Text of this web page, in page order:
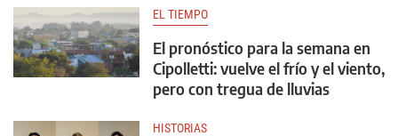
EL TIEMPO
El pronóstico para la semana en
Cipolletti: vuelve el frío y el viento,
pero con tregua de lluvias
HISTORIAS